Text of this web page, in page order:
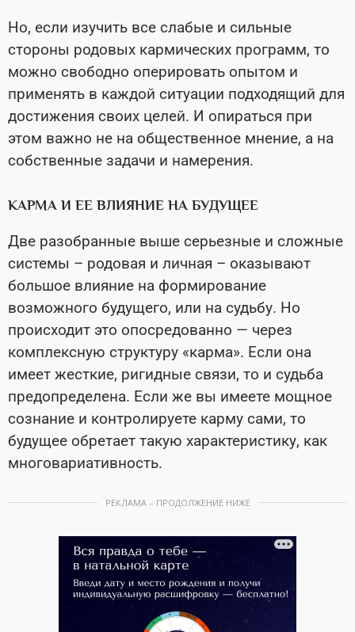
Но, если изучить все слабые и сильные
стороны родовых кармических программ, то
можно свободно оперировать опытом и
применять в каждой ситуации подходящий для
достижения своих целей. И опираться при
этом важно не на общественное мнение, а на
собственные задачи и намерения.
КАРМА И ЕЕ ВЛИЯНИЕ НА БУДУЩЕЕ
Две разобранные выше серьезные и сложные
системы – родовая и личная – оказывают
большое влияние на формирование
возможного будущего, или на судьбу. Но
происходит это опосредованно — через
комплексную структуру «карма». Если она
имеет жесткие, ригидные связи, то и судьба
предопределена. Если же вы имеете мощное
сознание и контролируете карму сами, то
будущее обретает такую характеристику, как
многовариативность.
РЕКЛАМА – ПРОДОЛЖЕНИЕ НИЖЕ